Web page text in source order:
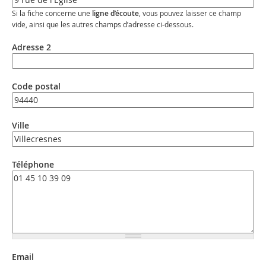
Si la fiche concerne une ligne d’écoute , vous pouvez laisser ce champ
vide, ainsi que les autres champs d’adresse ci-dessous.
Adresse 2
Code postal
Ville
Téléphone
Email